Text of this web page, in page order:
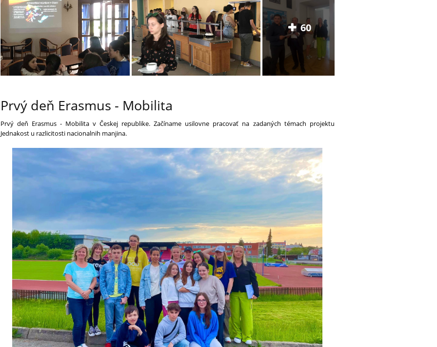
60
Prvý deň Erasmus - Mobilita
Prvý deň Erasmus - Mobilita v Českej republike. Začíname usilovne pracovať na zadaných témach projektu
Jednakost u razlicitosti nacionalnih manjina.